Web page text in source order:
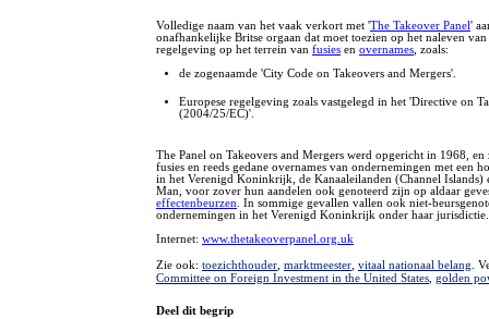
Volledige naam van het vaak verkort met 'The Takeover Panel'
onafhankelijke Britse orgaan dat moet toezien op het naleven van
regelgeving op het terrein van fusies en overnames , zoals:
de zogenaamde 'City Code on Takeovers and Mergers'.
Europese regelgeving zoals vastgelegd in het 'Directive on
(2004/25/EC)'.
The Panel on Takeovers and Mergers werd opgericht in 1968, en
fusies en reeds gedane overnames van ondernemingen met een
in het Verenigd Koninkrijk, de Kanaaleilanden (Channel Islands)
Man, voor zover hun aandelen ook genoteerd zijn op aldaar
effectenbeurzen . In sommige gevallen vallen ook niet-
ondernemingen in het Verenigd Koninkrijk onder haar jurisdictie.
Internet: www.thetakeoverpanel.org.uk
Zie ook: toezichthouder marktmeester vitaal nationaal belang .
Committee on Foreign Investment in the United States golden
Deel dit begrip